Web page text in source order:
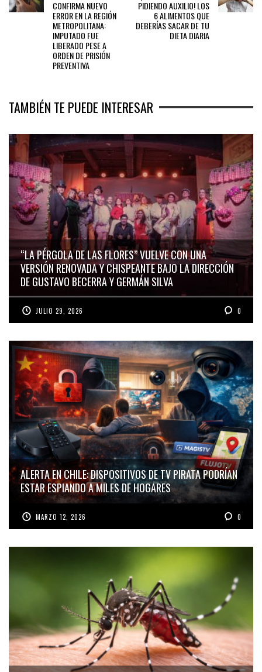
CONFIRMA NUEVO
ERROR EN LA REGIÓN
METROPOLITANA:
IMPUTADO FUE
LIBERADO PESE A
ORDEN DE PRISIÓN
PREVENTIVA
PIDIENDO AUXILIO! LOS
6 ALIMENTOS QUE
DEBERÍAS SACAR DE TU
DIETA DIARIA
TAMBIÉN TE PUEDE INTERESAR
“LA PÉRGOLA DE LAS FLORES” VUELVE CON UNA
VERSIÓN RENOVADA Y CHISPEANTE BAJO LA DIRECCIÓN
DE GUSTAVO BECERRA Y GERMÁN SILVA
JULIO 29, 2026 0
ALERTA EN CHILE: DISPOSITIVOS DE TV PIRATA PODRÍAN
ESTAR ESPIANDO A MILES DE HOGARES
MARZO 12, 2026 0